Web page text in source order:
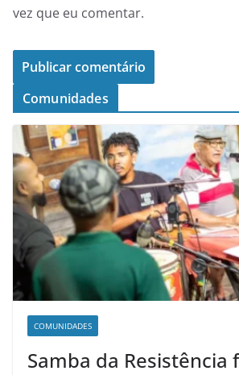
vez que eu comentar.
Comunidades
COMUNIDADES
Samba da Resistência